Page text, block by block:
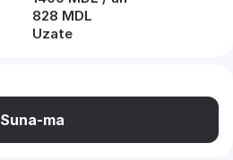
828 MDL
Uzate
Suna-ma